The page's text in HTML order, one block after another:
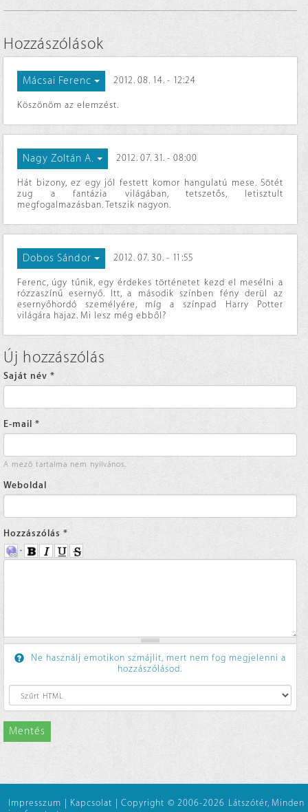
Hozzászólások
Mácsai Ferenc 2012. 08. 14. - 12:24
Köszönöm az elemzést.
Nagy Zoltán A. 2012. 07. 31. - 08:00
Hát bizony, ez egy jól festett komor hangulatú mese. Sötét
zug a fantázia világában, tetszetős, letisztult
megfogalmazásban. Tetszik nagyon.
Dobos Sándor 2012. 07. 30. - 11:55
Ferenc, úgy tűnik, egy érdekes történetet kezd el mesélni a
rózzaszínű esernyő. Itt, a második színben fény derül az
esernyőhordó személyére, míg a színpad Harry Potter
világára hajaz. Mi lesz még ebből?
Új hozzászólás
Saját név *
E-mail *
A mező tartalma nem nyilvános.
Weboldal
Hozzászólás *
Ne használj emotikon szmájlit, mert nem fog megjelenni a
hozzászólásod.
Mentés
Impresszum Kapcsolat
Copyright © 2006-2026 Látszótér, Minden